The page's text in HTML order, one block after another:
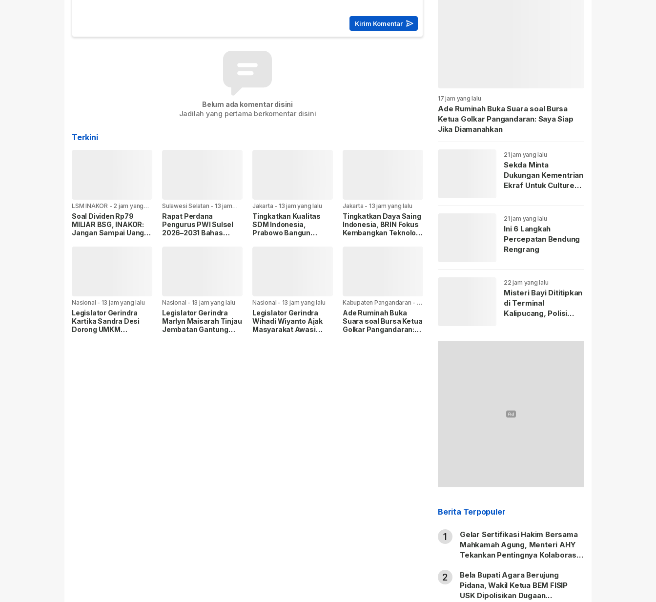
Belum ada komentar disini
Jadilah yang pertama berkomentar disini
Terkini
LSM INAKOR - 2 jam yang
lalu
Soal Dividen Rp79
MILIAR BSG, INAKOR:
Jangan Sampai Uang
Sulawesi Selatan - 13 jam
yang lalu
Rapat Perdana
Pengurus PWI Sulsel
2026–2031 Bahas
Jakarta - 13 jam yang lalu
Tingkatkan Kualitas
SDM Indonesia,
Prabowo Bangun
Jakarta - 13 jam yang lalu
Tingkatkan Daya Saing
Indonesia, BRIN Fokus
Kembangkan Teknologi
Nasional - 13 jam yang lalu
Legislator Gerindra
Kartika Sandra Desi
Dorong UMKM
Nasional - 13 jam yang lalu
Legislator Gerindra
Marlyn Maisarah Tinjau
Jembatan Gantung
Nasional - 13 jam yang lalu
Legislator Gerindra
Wihadi Wiyanto Ajak
Masyarakat Awasi
Kabupaten Pangandaran - 17
jam yang lalu
Ade Ruminah Buka
Suara soal Bursa Ketua
Golkar Pangandaran:
17 jam yang lalu
Ade Ruminah Buka Suara soal Bursa
Ketua Golkar Pangandaran: Saya Siap
Jika Diamanahkan
21 jam yang lalu
Sekda Minta
Dukungan Kementrian
Ekraf Untuk Culture
21 jam yang lalu
Ini 6 Langkah
Percepatan Bendung
Rengrang
22 jam yang lalu
Misteri Bayi Dititipkan
di Terminal
Kalipucang, Polisi
Berita Terpopuler
1
Gelar Sertifikasi Hakim Bersama
Mahkamah Agung, Menteri AHY
Tekankan Pentingnya Kolaborasi
Masyarakat
2
Bela Bupati Agara Berujung
Pidana, Wakil Ketua BEM FISIP
USK Dipolisikan Dugaan